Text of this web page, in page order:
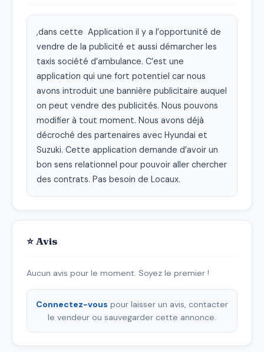
,dans cette  Application il y a l’opportunité de
vendre de la publicité et aussi démarcher les
taxis société d’ambulance. C’est une
application qui une fort potentiel car nous
avons introduit une bannière publicitaire auquel
on peut vendre des publicités. Nous pouvons
modifier à tout moment. Nous avons déjà
décroché des partenaires avec Hyundai et
Suzuki. Cette application demande d’avoir un
bon sens relationnel pour pouvoir aller chercher
des contrats. Pas besoin de Locaux.
⭐ Avis
Aucun avis pour le moment. Soyez le premier !
Connectez-vous pour laisser un avis, contacter
le vendeur ou sauvegarder cette annonce.